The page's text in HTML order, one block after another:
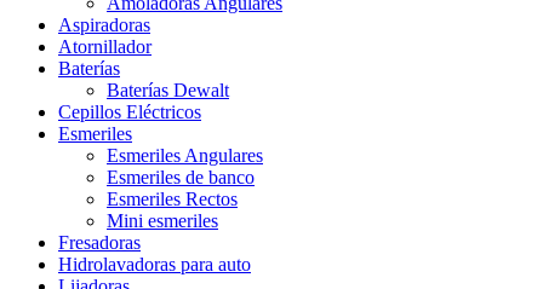
Aspiradoras
Atornillador
Baterías
Baterías Dewalt
Cepillos Eléctricos
Esmeriles
Esmeriles Angulares
Esmeriles de banco
Esmeriles Rectos
Mini esmeriles
Fresadoras
Hidrolavadoras para auto